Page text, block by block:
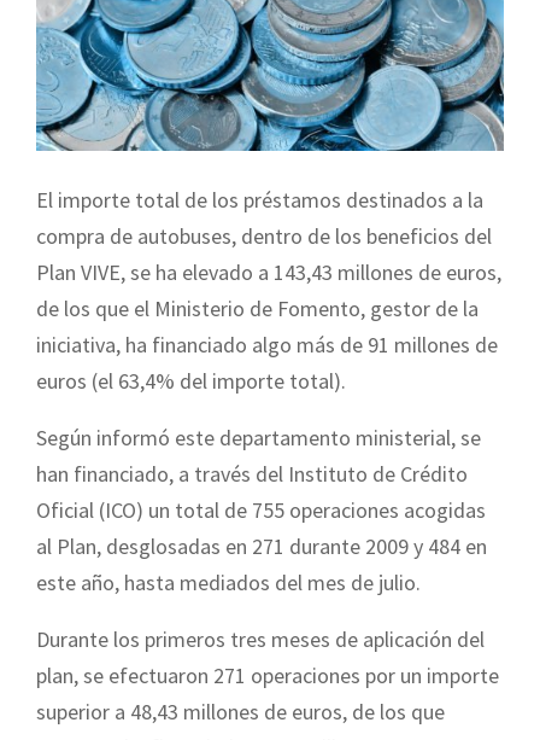
El importe total de los préstamos destinados a la
compra de autobuses, dentro de los beneficios del
Plan VIVE, se ha elevado a 143,43 millones de euros,
de los que el Ministerio de Fomento, gestor de la
iniciativa, ha financiado algo más de 91 millones de
euros (el 63,4% del importe total).
Según informó este departamento ministerial, se
han financiado, a través del Instituto de Crédito
Oficial (ICO) un total de 755 operaciones acogidas
al Plan, desglosadas en 271 durante 2009 y 484 en
este año, hasta mediados del mes de julio.
Durante los primeros tres meses de aplicación del
plan, se efectuaron 271 operaciones por un importe
superior a 48,43 millones de euros, de los que